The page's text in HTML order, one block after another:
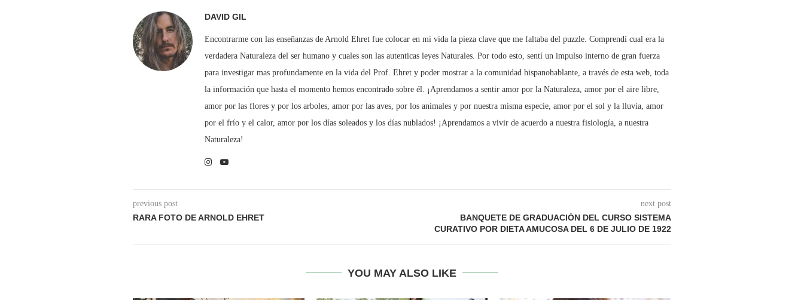
DAVID GIL
Encontrarme con las enseñanzas de Arnold Ehret fue colocar en mi vida la pieza clave que me faltaba del puzzle. Comprendí cual era la
verdadera Naturaleza del ser humano y cuales son las autenticas leyes Naturales. Por todo esto, sentí un impulso interno de gran fuerza
para investigar mas profundamente en la vida del Prof. Ehret y poder mostrar a la comunidad hispanohablante, a través de esta web, toda
la información que hasta el momento hemos encontrado sobre él. ¡Aprendamos a sentir amor por la Naturaleza, amor por el aire libre,
amor por las flores y por los arboles, amor por las aves, por los animales y por nuestra misma especie, amor por el sol y la lluvia, amor
por el frío y el calor, amor por los días soleados y los días nublados! ¡Aprendamos a vivir de acuerdo a nuestra fisiología, a nuestra
Naturaleza!
previous post
RARA FOTO DE ARNOLD EHRET
next post
BANQUETE DE GRADUACIÓN DEL CURSO SISTEMA
CURATIVO POR DIETA AMUCOSA DEL 6 DE JULIO DE 1922
YOU MAY ALSO LIKE